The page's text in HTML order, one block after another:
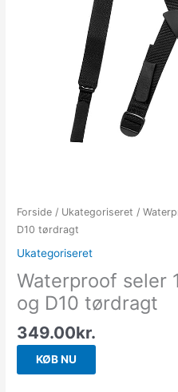
Forside / Ukategoriseret /
D10 tørdragt
Ukategoriseret
Waterproof seler
og D10 tørdragt
349.00kr.
KØB NU